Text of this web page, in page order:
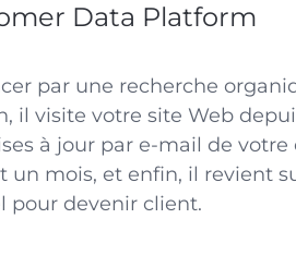
Data Platform
par une recherche
il visite votre site Web
à jour par e-mail de
mois, et enfin, il revient
pour devenir client.